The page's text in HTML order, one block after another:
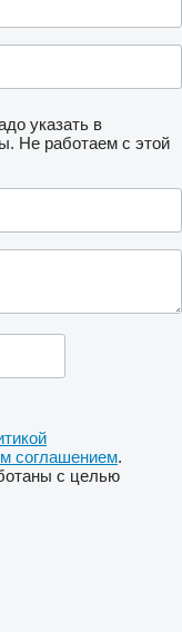
указать в
Не работаем с этой
соглашением.
с целью